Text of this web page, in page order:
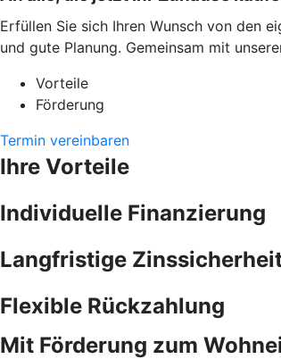
Erfüllen Sie sich Ihren Wunsch von den
und gute Planung. Gemeinsam mit
Vorteile
Förderung
Termin vereinbaren
Ihre Vorteile
Individuelle Finanzierung
Langfristige
Flexible Rückzahlung
Mit Förderung zum